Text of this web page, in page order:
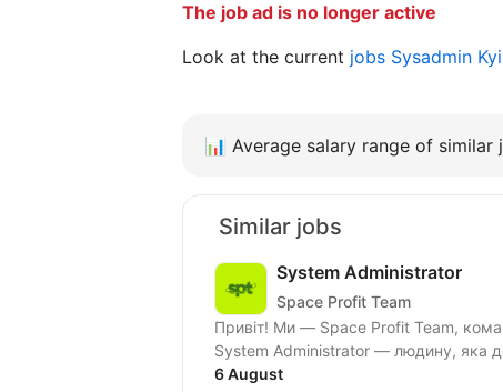
The job ad is no longer active
Look at the current jobs Sysadmin
📊 Average salary range of similar
Similar jobs
System Administrator
Space Profit Team
Привіт! Ми — Space Profit Team, команда, яка активно росте, тому шукаємо Office
System Administrator — людину, яка
6 August